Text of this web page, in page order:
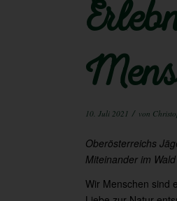
10. Juli 2021 / von
Oberösterreichs
Miteinander im Wald
Wir Menschen sind